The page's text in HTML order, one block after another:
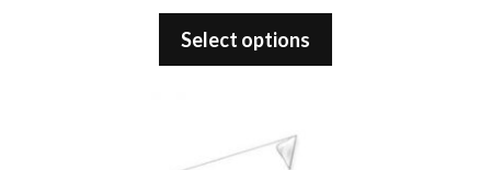
5.00
Select options